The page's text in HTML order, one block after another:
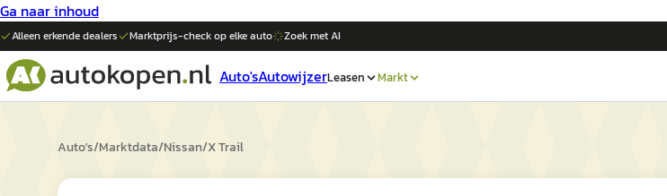
Ga naar inhoud
Alleen erkende dealers Marktprijs-check op elkeauto Zoek met AI
Auto'sAutowijzerLeasen Markt
Auto's/Marktdata/Nissan/X Trail